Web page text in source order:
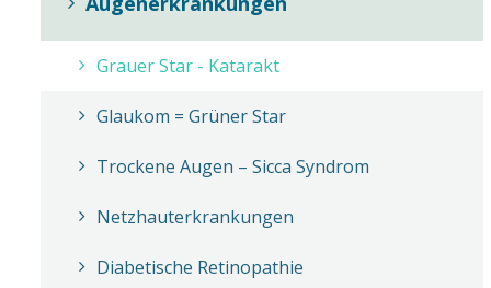
Grauer Star - Katarakt
Glaukom = Grüner Star
Trockene Augen – Sicca Syndrom
Netzhauterkrankungen
Diabetische Retinopathie